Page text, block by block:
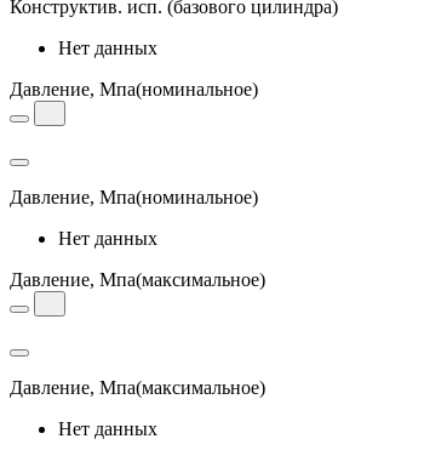
Конструктив. исп. (базового цилиндра)
Нет данных
Давление, Мпа(номинальное)
Давление, Мпа(номинальное)
Нет данных
Давление, Мпа(максимальное)
Давление, Мпа(максимальное)
Нет данных